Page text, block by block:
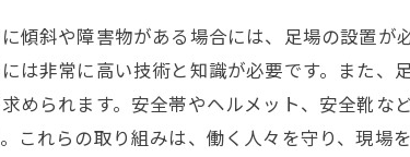
傾斜や障害物がある場合には、足場の設置が
は非常に高い技術と知識が必要です。また、
められます。安全帯やヘルメット、安全靴な
これらの取り組みは、働く人々を守り、現場